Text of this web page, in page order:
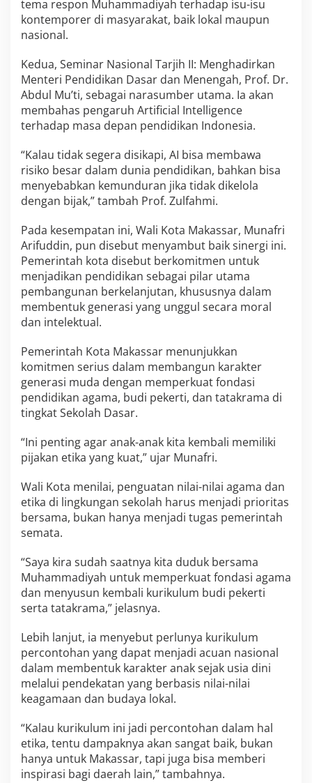
tema respon Muhammadiyah terhadap isu-isu
kontemporer di masyarakat, baik lokal maupun
nasional.
Kedua, Seminar Nasional Tarjih II: Menghadirkan
Menteri Pendidikan Dasar dan Menengah, Prof. Dr.
Abdul Mu’ti, sebagai narasumber utama. Ia akan
membahas pengaruh Artificial Intelligence
terhadap masa depan pendidikan Indonesia.
“Kalau tidak segera disikapi, AI bisa membawa
risiko besar dalam dunia pendidikan, bahkan bisa
menyebabkan kemunduran jika tidak dikelola
dengan bijak,” tambah Prof. Zulfahmi.
Pada kesempatan ini, Wali Kota Makassar, Munafri
Arifuddin, pun disebut menyambut baik sinergi ini.
Pemerintah kota disebut berkomitmen untuk
menjadikan pendidikan sebagai pilar utama
pembangunan berkelanjutan, khususnya dalam
membentuk generasi yang unggul secara moral
dan intelektual.
Pemerintah Kota Makassar menunjukkan
komitmen serius dalam membangun karakter
generasi muda dengan memperkuat fondasi
pendidikan agama, budi pekerti, dan tatakrama di
tingkat Sekolah Dasar.
“Ini penting agar anak-anak kita kembali memiliki
pijakan etika yang kuat,” ujar Munafri.
Wali Kota menilai, penguatan nilai-nilai agama dan
etika di lingkungan sekolah harus menjadi prioritas
bersama, bukan hanya menjadi tugas pemerintah
semata.
“Saya kira sudah saatnya kita duduk bersama
Muhammadiyah untuk memperkuat fondasi agama
dan menyusun kembali kurikulum budi pekerti
serta tatakrama,” jelasnya.
Lebih lanjut, ia menyebut perlunya kurikulum
percontohan yang dapat menjadi acuan nasional
dalam membentuk karakter anak sejak usia dini
melalui pendekatan yang berbasis nilai-nilai
keagamaan dan budaya lokal.
“Kalau kurikulum ini jadi percontohan dalam hal
etika, tentu dampaknya akan sangat baik, bukan
hanya untuk Makassar, tapi juga bisa memberi
inspirasi bagi daerah lain,” tambahnya.